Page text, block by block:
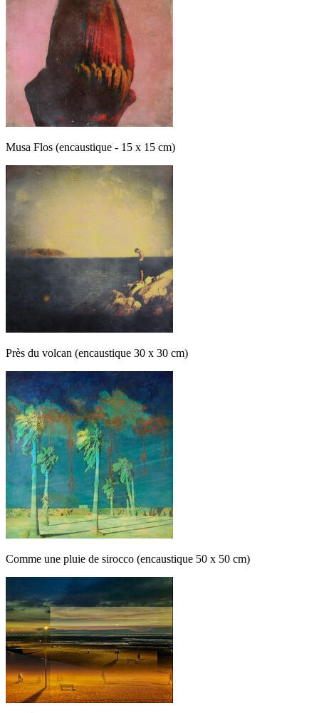
Musa Flos (encaustique - 15 x 15 cm)
Près du volcan (encaustique 30 x 30 cm)
Comme une pluie de sirocco (encaustique 50 x 50 cm)